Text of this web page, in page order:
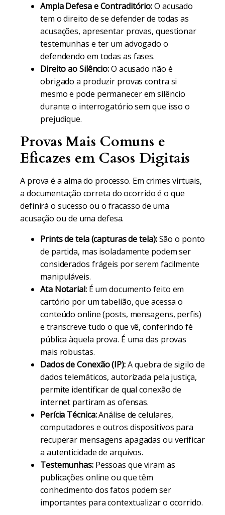
Ampla Defesa e Contraditório:O acusado
tem o direito de se defender de todas as
acusações, apresentar provas, questionar
testemunhas e ter um advogado o
defendendo em todas as fases.
Direito ao Silêncio:O acusado não é
obrigado a produzir provas contra si
mesmo e pode permanecer em silêncio
durante o interrogatório sem que isso o
prejudique.
Provas Mais Comuns e
Eficazes em Casos Digitais
A prova é a alma do processo. Em crimes virtuais,
a documentação correta do ocorrido é o que
definirá o sucesso ou o fracasso de uma
acusação ou de uma defesa.
Prints de tela (capturas de tela):São o ponto
de partida, mas isoladamente podem ser
considerados frágeis por serem facilmente
manipuláveis.
Ata Notarial:É um documento feito em
cartório por um tabelião, que acessa o
conteúdo online (posts, mensagens, perfis)
e transcreve tudo o que vê, conferindo fé
pública àquela prova. É uma das provas
mais robustas.
Dados de Conexão (IP):A quebra de sigilo de
dados telemáticos, autorizada pela justiça,
permite identificar de qual conexão de
internet partiram as ofensas.
Perícia Técnica:Análise de celulares,
computadores e outros dispositivos para
recuperar mensagens apagadas ou verificar
a autenticidade de arquivos.
Testemunhas:Pessoas que viram as
publicações online ou que têm
conhecimento dos fatos podem ser
importantes para contextualizar o ocorrido.